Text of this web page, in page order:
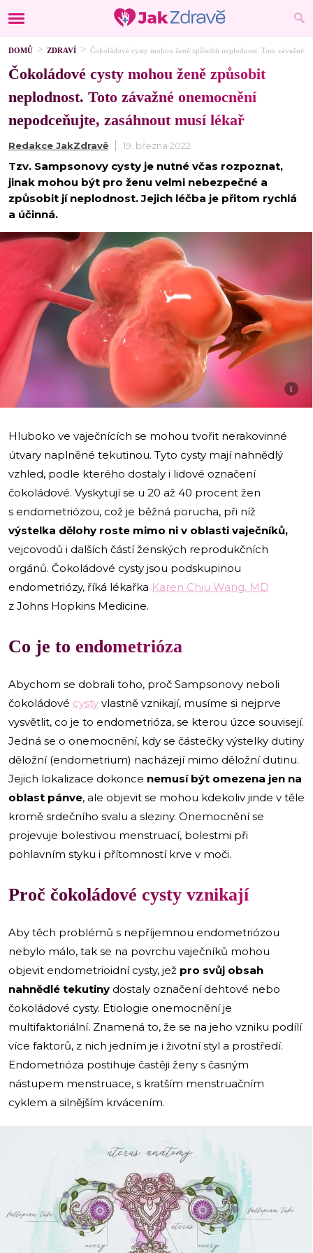
DOMŮ ZDRAVÍ Čokoládové cysty mohou ženě způsobit neplodnost. Toto závažné
Čokoládové cysty mohou ženě způsobit
neplodnost. Toto závažné onemocnění
nepodceňujte, zasáhnout musí lékař
Redakce JakZdravě 19. března 2022
Tzv. Sampsonovy cysty je nutné včas rozpoznat,
jinak mohou být pro ženu velmi nebezpečné a
způsobit jí neplodnost. Jejich léčba je přitom rychlá
a účinná.
i
Hluboko ve vaječnících se mohou tvořit nerakovinné
útvary naplněné tekutinou. Tyto cysty mají nahnědlý
vzhled, podle kterého dostaly i lidové označení
čokoládové. Vyskytují se u 20 až 40 procent žen
s endometriózou, což je běžná porucha, při níž
výstelka dělohy roste mimo ni v oblasti vaječníků,
vejcovodů i dalších částí ženských reprodukčních
orgánů. Čokoládové cysty jsou podskupinou
endometriózy, říká lékařka Karen Chiu Wang, MD
z Johns Hopkins Medicine.
Co je to endometrióza
Abychom se dobrali toho, proč Sampsonovy neboli
čokoládové cysty vlastně vznikají, musíme si nejprve
vysvětlit, co je to endometrióza, se kterou úzce souvisejí.
Jedná se o onemocnění, kdy se částečky výstelky dutiny
děložní (endometrium) nacházejí mimo děložní dutinu.
Jejich lokalizace dokonce nemusí být omezena jen na
oblast pánve, ale objevit se mohou kdekoliv jinde v těle
kromě srdečního svalu a sleziny. Onemocnění se
projevuje bolestivou menstruací, bolestmi při
pohlavním styku i přítomností krve v moči.
Proč čokoládové cysty vznikají
Aby těch problémů s nepříjemnou endometriózou
nebylo málo, tak se na povrchu vaječníků mohou
objevit endometrioidní cysty, jež pro svůj obsah
nahnědlé tekutiny dostaly označení dehtové nebo
čokoládové cysty. Etiologie onemocnění je
multifaktoriální. Znamená to, že se na jeho vzniku podílí
více faktorů, z nich jedním je i životní styl a prostředí.
Endometrióza postihuje častěji ženy s časným
nástupem menstruace, s kratším menstruačním
cyklem a silnějším krvácením.